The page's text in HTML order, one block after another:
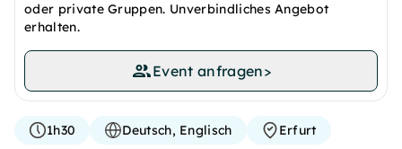
oder private Gruppen. Unverbindliches Angebot
erhalten.
Event anfragen>
1h30 Deutsch, Englisch Erfurt